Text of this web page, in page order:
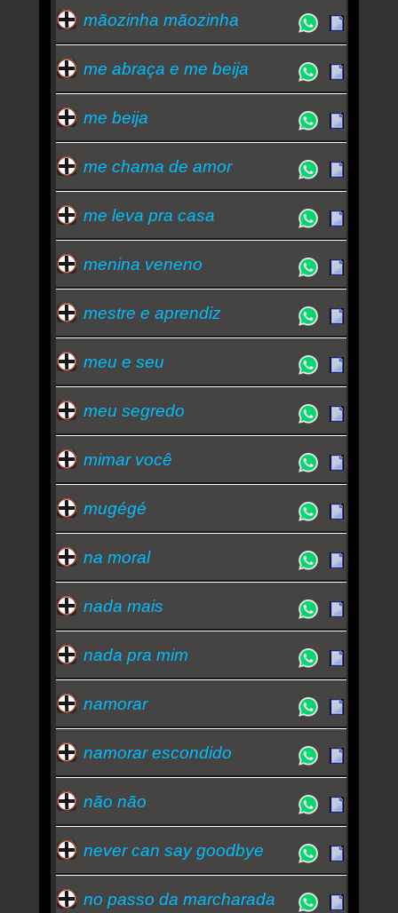
mãozinha mãozinha
me abraça e me beija
me beija
me chama de amor
me leva pra casa
menina veneno
mestre e aprendiz
meu e seu
meu segredo
mimar você
mugégé
na moral
nada mais
nada pra mim
namorar
namorar escondido
não não
never can say goodbye
no passo da marcharada